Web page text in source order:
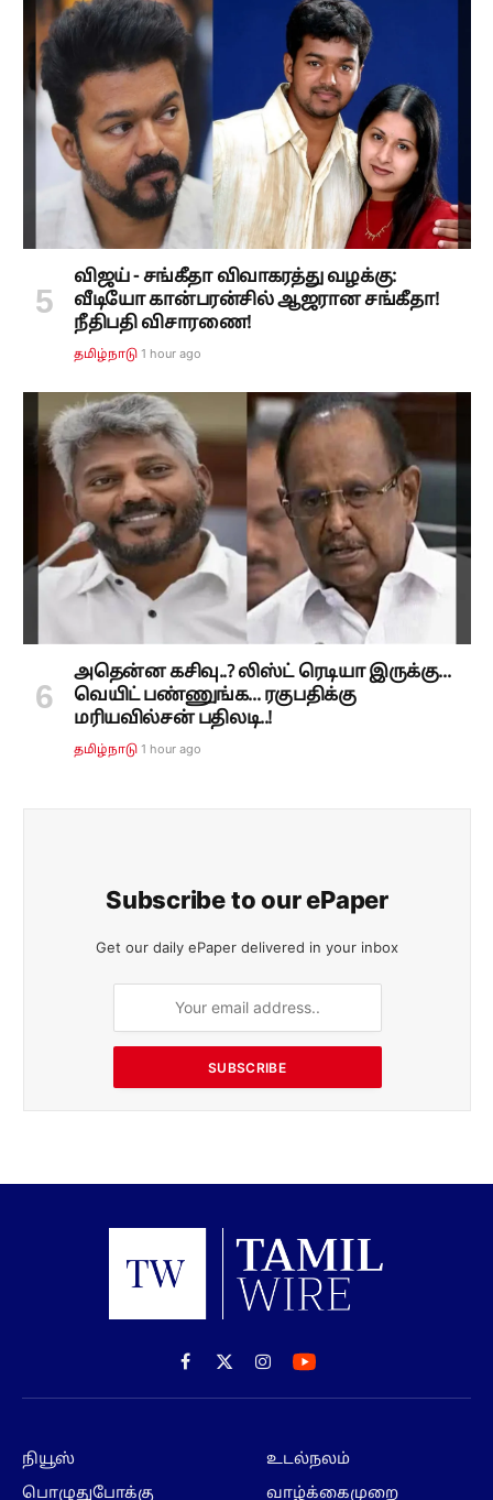
விஜய் - சங்கீதா விவாகரத்து வழக்கு:
வீடியோ கான்பரன்சில் ஆஜரான சங்கீதா!
நீதிபதி விசாரணை!
தமிழ்நாடு 1 hour ago
அதென்ன கசிவு..? லிஸ்ட் ரெடியா இருக்கு...
வெயிட் பண்ணுங்க... ரகுபதிக்கு
மரியவில்சன் பதிலடி..!
தமிழ்நாடு 1 hour ago
Subscribe to our ePaper
Get our daily ePaper delivered in your inbox
SUBSCRIBE
Facebook
X
(Twitter)
Instagram
நியூஸ்
பொழுதுபோக்கு
உடல்நலம்
வாழ்க்கைமுறை